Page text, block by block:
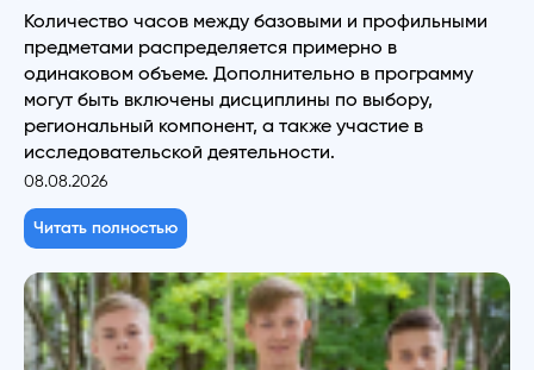
Количество часов между базовыми и профильными
предметами распределяется примерно в
одинаковом объеме. Дополнительно в программу
могут быть включены дисциплины по выбору,
региональный компонент, а также участие в
исследовательской деятельности.
08.08.2026
Читать полностью